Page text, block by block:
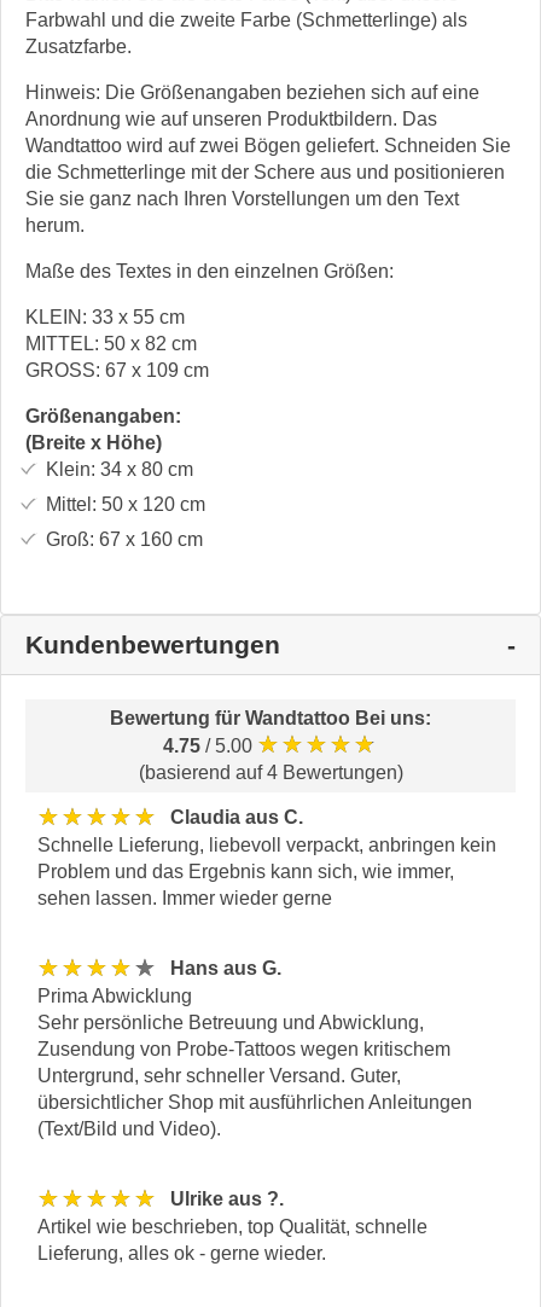
Farbwahl und die zweite Farbe (Schmetterlinge) als
Zusatzfarbe.
Hinweis: Die Größenangaben beziehen sich auf eine
Anordnung wie auf unseren Produktbildern. Das
Wandtattoo wird auf zwei Bögen geliefert. Schneiden Sie
die Schmetterlinge mit der Schere aus und positionieren
Sie sie ganz nach Ihren Vorstellungen um den Text
herum.
Maße des Textes in den einzelnen Größen:
KLEIN: 33 x 55 cm
MITTEL: 50 x 82 cm
GROSS: 67 x 109 cm
Größenangaben:
(Breite x Höhe)
Klein: 34 x 80cm
Mittel: 50 x 120cm
Groß: 67 x 160cm
Kundenbewertungen
Bewertung für Wandtattoo Bei uns:
4.75 / 5.00 ★★★★★
(basierend auf 4 Bewertungen)
★★★★★
Claudia aus C.
Schnelle Lieferung, liebevoll verpackt, anbringen kein
Problem und das Ergebnis kann sich, wie immer,
sehen lassen. Immer wieder gerne
★★★★★
Hans aus G.
Prima Abwicklung
Sehr persönliche Betreuung und Abwicklung,
Zusendung von Probe-Tattoos wegen kritischem
Untergrund, sehr schneller Versand. Guter,
übersichtlicher Shop mit ausführlichen Anleitungen
(Text/Bild und Video).
★★★★★
Ulrike aus ?.
Artikel wie beschrieben, top Qualität, schnelle
Lieferung, alles ok - gerne wieder.